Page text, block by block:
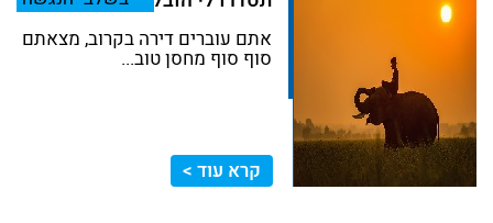
אתם עוברים דירה בקרוב, מצאתם
סוף סוף מחסן טוב...
קרא עוד >